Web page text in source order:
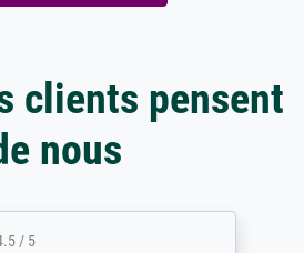
clients pensent
nous
/ 5